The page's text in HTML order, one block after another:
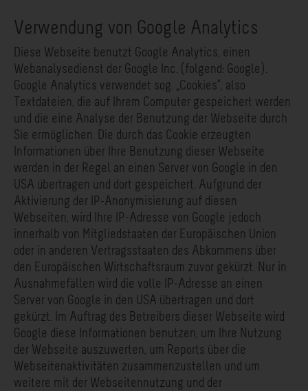
Verwendung von Google Analytics
Diese Webseite benutzt Google Analytics, einen
Webanalysedienst der Google Inc. (folgend: Google).
Google Analytics verwendet sog. „Cookies“, also
Textdateien, die auf Ihrem Computer gespeichert werden
und die eine Analyse der Benutzung der Webseite durch
Sie ermöglichen. Die durch das Cookie erzeugten
Informationen über Ihre Benutzung dieser Webseite
werden in der Regel an einen Server von Google in den
USA übertragen und dort gespeichert. Aufgrund der
Aktivierung der IP-Anonymisierung auf diesen
Webseiten, wird Ihre IP-Adresse von Google jedoch
innerhalb von Mitgliedstaaten der Europäischen Union
oder in anderen Vertragsstaaten des Abkommens über
den Europäischen Wirtschaftsraum zuvor gekürzt. Nur in
Ausnahmefällen wird die volle IP-Adresse an einen
Server von Google in den USA übertragen und dort
gekürzt. Im Auftrag des Betreibers dieser Webseite wird
Google diese Informationen benutzen, um Ihre Nutzung
der Webseite auszuwerten, um Reports über die
Webseitenaktivitäten zusammenzustellen und um
weitere mit der Webseitennutzung und der